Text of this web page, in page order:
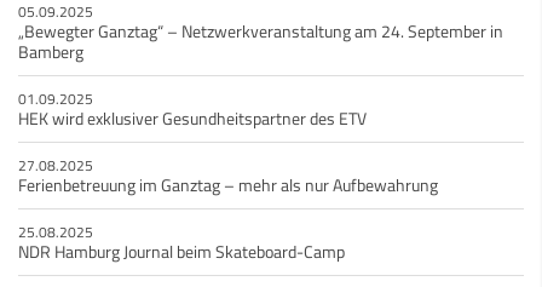
05.09.2025
„Bewegter Ganztag“ – Netzwerkveranstaltung am 24. September in
Bamberg
01.09.2025
HEK wird exklusiver Gesundheitspartner des ETV
27.08.2025
Ferienbetreuung im Ganztag – mehr als nur Aufbewahrung
25.08.2025
NDR Hamburg Journal beim Skateboard-Camp